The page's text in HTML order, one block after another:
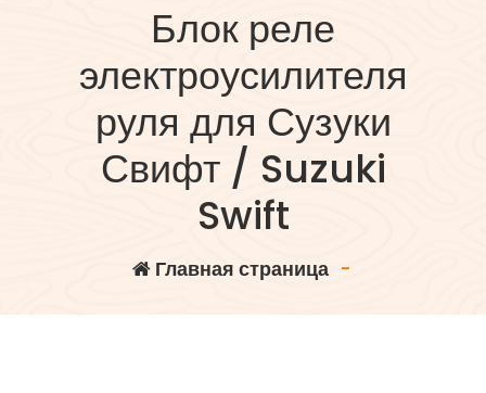
Блок реле
электроусилителя
руля для Сузуки
Свифт / Suzuki
Swift
Главная страница-